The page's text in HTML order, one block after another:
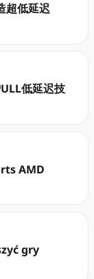
超低延迟
低延迟技
AMD
gry